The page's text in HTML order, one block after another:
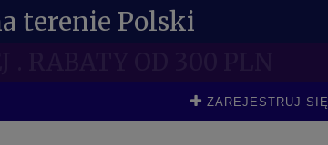
terenie Polski
ZAREJESTRUJ SIĘ